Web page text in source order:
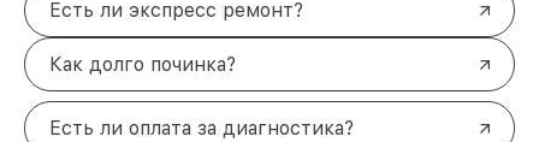
Есть ли экспресс ремонт?
Как долго починка?
Есть ли оплата за диагностика?